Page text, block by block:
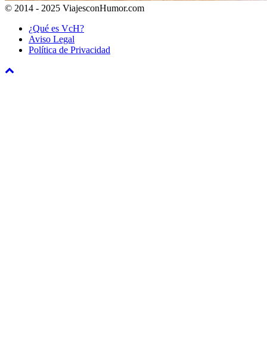
© 2014 - 2025 ViajesconHumor.com
¿Qué es VcH?
Aviso Legal
Política de Privacidad